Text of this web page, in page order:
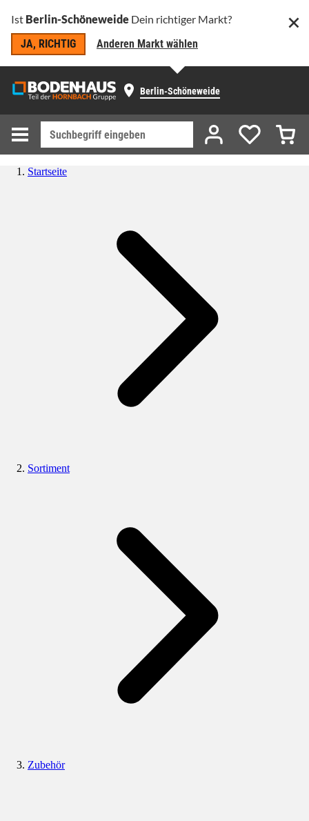
Ist Berlin-Schöneweide Dein richtiger Markt?
JA, RICHTIG
Anderen Markt wählen
Berlin-Schöneweide
Startseite
Sortiment
Zubehör